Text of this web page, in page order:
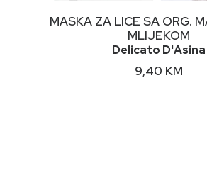
DODAJ U KORPU
MASKA ZA LICE SA ORG.
MLIJEKOM
Delicato D'Asina
9,40 KM